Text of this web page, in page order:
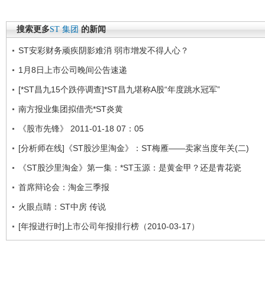
搜索更多ST 集团 的新闻
ST安彩财务顽疾阴影难消 弱市增发不得人心？
1月8日上市公司晚间公告速递
[*ST昌九15个跌停调查]*ST昌九堪称A股“年度跳水冠军”
南方报业集团拟借壳*ST炎黄
《股市先锋》 2011-01-18 07：05
[分析师在线]《ST股沙里淘金》：ST梅雁——卖家当度年关(二)
《ST股沙里淘金》第一集：*ST玉源：是黄金甲？还是青花瓷
首席辩论会：淘金三季报
火眼点睛：ST中房 传说
[年报进行时]上市公司年报排行榜（2010-03-17）